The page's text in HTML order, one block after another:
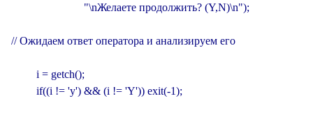
                          "\nЖелаете продолжить? (Y,N)\n");
// Ожидаем ответ оператора и анализируем его
         i = getch();
         if((i != 'y') && (i != 'Y')) exit(-1);